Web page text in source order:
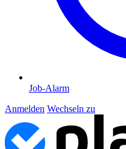
Job-Alarm
Anmelden Wechseln zu